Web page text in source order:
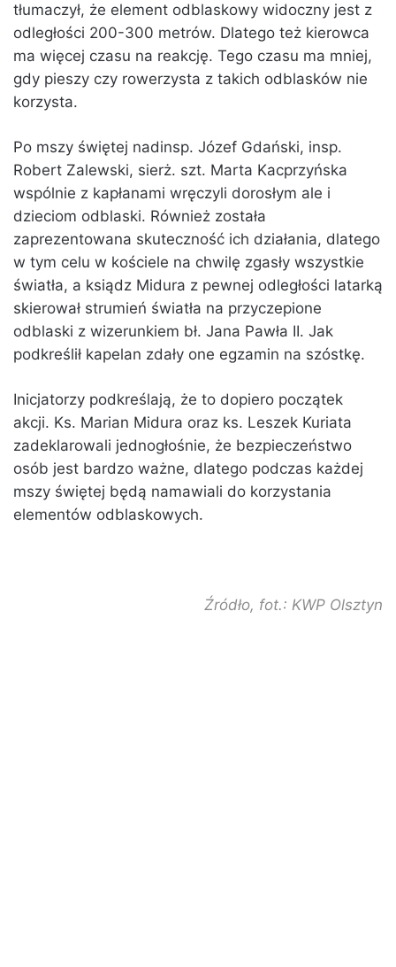
tłumaczył, że element odblaskowy widoczny jest z
odległości 200-300 metrów. Dlatego też kierowca
ma więcej czasu na reakcję. Tego czasu ma mniej,
gdy pieszy czy rowerzysta z takich odblasków nie
korzysta.
Po mszy świętej nadinsp. Józef Gdański, insp.
Robert Zalewski, sierż. szt. Marta Kacprzyńska
wspólnie z kapłanami wręczyli dorosłym ale i
dzieciom odblaski. Również została
zaprezentowana skuteczność ich działania, dlatego
w tym celu w kościele na chwilę zgasły wszystkie
światła, a ksiądz Midura z pewnej odległości latarką
skierował strumień światła na przyczepione
odblaski z wizerunkiem bł. Jana Pawła II. Jak
podkreślił kapelan zdały one egzamin na szóstkę.
Inicjatorzy podkreślają, że to dopiero początek
akcji. Ks. Marian Midura oraz ks. Leszek Kuriata
zadeklarowali jednogłośnie, że bezpieczeństwo
osób jest bardzo ważne, dlatego podczas każdej
mszy świętej będą namawiali do korzystania
elementów odblaskowych.
Źródło, fot.: KWP Olsztyn